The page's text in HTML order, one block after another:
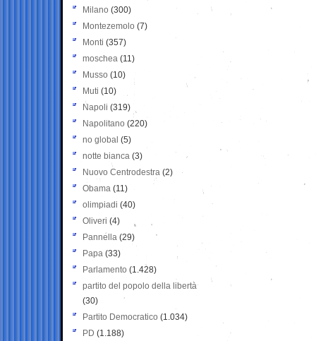
Milano (300)
Montezemolo (7)
Monti (357)
moschea (11)
Musso (10)
Muti (10)
Napoli (319)
Napolitano (220)
no global (5)
notte bianca (3)
Nuovo Centrodestra (2)
Obama (11)
olimpiadi (40)
Oliveri (4)
Pannella (29)
Papa (33)
Parlamento (1.428)
partito del popolo della libertà
(30)
Partito Democratico (1.034)
PD (1.188)